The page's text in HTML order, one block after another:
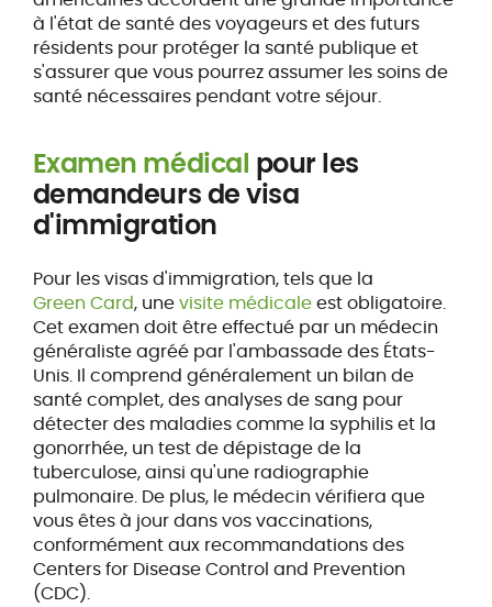
à l'état de santé des voyageurs et des futurs
résidents pour protéger la santé publique et
s'assurer que vous pourrez assumer les soins de
santé nécessaires pendant votre séjour.
Examen médical pour les
demandeurs de visa
d'immigration
Pour les visas d'immigration, tels que la
Green Card, unevisite médicaleest obligatoire.
Cet examen doit être effectué par un médecin
généraliste agréé par l'ambassade des États-
Unis. Il comprend généralement un bilan de
santé complet, des analyses de sang pour
détecter des maladies comme la syphilis et la
gonorrhée, un test de dépistage de la
tuberculose, ainsi qu'une radiographie
pulmonaire. De plus, le médecin vérifiera que
vous êtes à jour dans vos vaccinations,
conformément aux recommandations des
Centers for Disease Control and Prevention
(CDC).